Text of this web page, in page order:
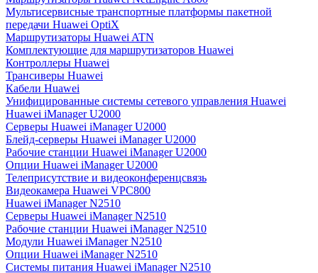
Мультисервисные транспортные платформы пакетной
передачи Huawei OptiX
Маршрутизаторы Huawei ATN
Комплектующие для маршрутизаторов Huawei
Контроллеры Huawei
Трансиверы Huawei
Кабели Huawei
Унифицированные системы сетевого управления Huawei
Huawei iManager U2000
Серверы Huawei iManager U2000
Блейд-серверы Huawei iManager U2000
Рабочие станции Huawei iManager U2000
Опции Huawei iManager U2000
Телеприсутствие и видеоконференцсвязь
Видеокамера Huawei VPC800
Huawei iManager N2510
Серверы Huawei iManager N2510
Рабочие станции Huawei iManager N2510
Модули Huawei iManager N2510
Опции Huawei iManager N2510
Системы питания Huawei iManager N2510